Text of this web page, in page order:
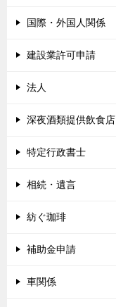
国際・外国人関係
建設業許可申請
法人
深夜酒類提供飲食店
特定行政書士
相続・遺言
紡ぐ珈琲
補助金申請
車関係